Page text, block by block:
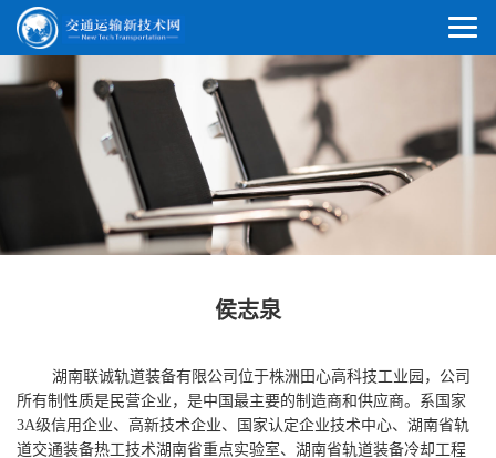
侯志泉
湖南联诚轨道装备有限公司位于株洲田心高科技工业园，公司
所有制性质是民营企业，是中国最主要的制造商和供应商。系国家
3A级信用企业、高新技术企业、国家认定企业技术中心、湖南省轨
道交通装备热工技术湖南省重点实验室、湖南省轨道装备冷却工程